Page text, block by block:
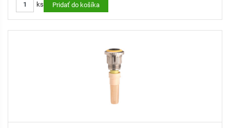
zavlažovacieho systému a vyššiu flexibilitu
- Farebné označenie pre jednoduchšiu identifikáciu
- Možnosť zníženia dostreku až o 25%
Náhradný filter pre Hunter M-3000HT
ks Pridať do košíka